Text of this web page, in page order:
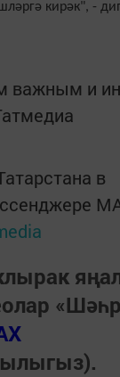
кирәк", -
важным и
в